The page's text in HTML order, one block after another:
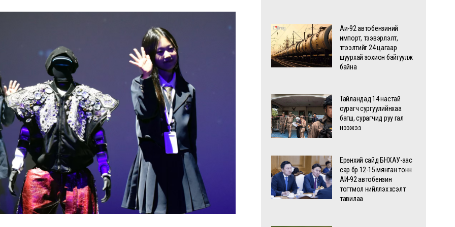
Аи-92 автобензиний
импорт, тээвэрлэлт,
түгээлтийг 24 цагаар
шуурхай зохион байгуулж
байна
Тайландад 14 настай
сурагч сургуулийнхаа
багш, сурагчид руу гал
нээжээ
Ерөнхий сайд БНХАУ-аас
сар бүр 12-15 мянган тонн
АИ-92 автобензин
тогтмол нийлүүлэх хүсэлт
тавилаа